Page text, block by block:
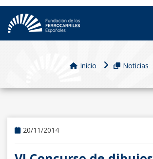
Inicio Noticias
20/11/2014